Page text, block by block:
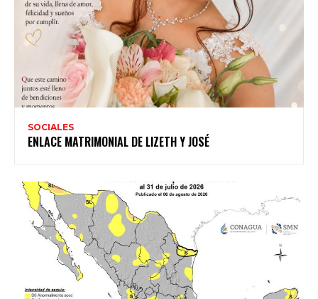
SOCIALES
ENLACE MATRIMONIAL DE LIZETH Y JOSÉ